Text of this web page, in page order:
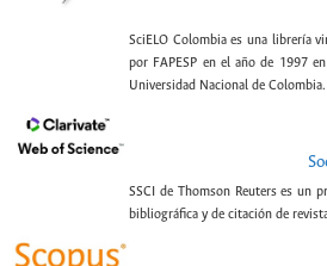
SciELO Colombia es una librería
por FAPESP en el año de 1997
Universidad Nacional de Colombia.
SSCI de Thomson Reuters es un
bibliográfica y de citación de